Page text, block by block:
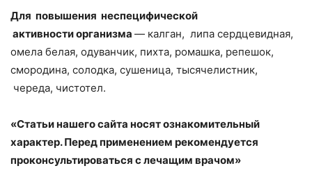
Для повышения неспецифической
активности организма — калган, липа сердцевидная,
омела белая, одуванчик, пихта, ромашка, репешок,
смородина, солодка, сушеница, тысячелистник,
череда, чистотел.
«Статьи нашего сайта носят ознакомительный
характер. Перед применением рекомендуется
проконсультироваться с лечащим врачом»